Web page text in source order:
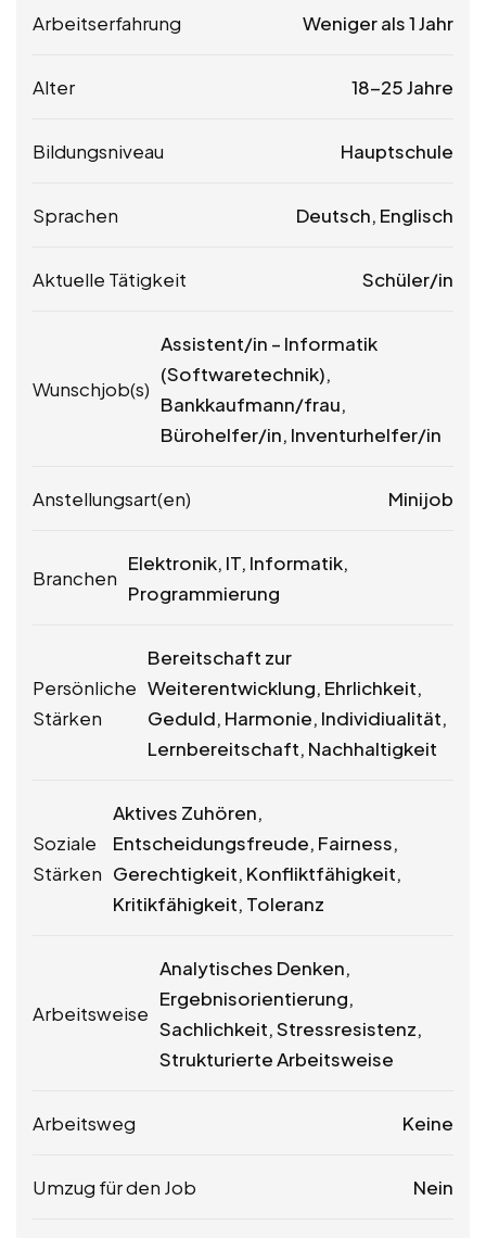
Arbeitserfahrung Weniger als 1 Jahr
Alter 18-25 Jahre
Bildungsniveau Hauptschule
Sprachen Deutsch, Englisch
Aktuelle Tätigkeit Schüler/in
Wunschjob(s)
Assistent/in – Informatik
(Softwaretechnik),
Bankkaufmann/­frau,
Bürohelfer/in, Inventurhelfer/in
Anstellungsart(en) Minijob
Branchen
Elektronik, IT, Informatik,
Programmierung
Persönliche
Stärken
Bereitschaft zur
Weiterentwicklung, Ehrlichkeit,
Geduld, Harmonie, Individiualität,
Lernbereitschaft, Nachhaltigkeit
Soziale
Stärken
Aktives Zuhören,
Entscheidungsfreude, Fairness,
Gerechtigkeit, Konfliktfähigkeit,
Kritikfähigkeit, Toleranz
Arbeitsweise
Analytisches Denken,
Ergebnisorientierung,
Sachlichkeit, Stressresistenz,
Strukturierte Arbeitsweise
Arbeitsweg Keine
Umzug für den Job Nein